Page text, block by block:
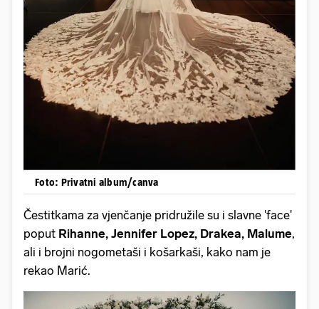
Foto: Privatni album/canva
Čestitkama za vjenčanje pridružile su i slavne 'face'
poput Rihanne, Jennifer Lopez, Drakea, Malume,
ali i brojni nogometaši i košarkaši, kako nam je
rekao Marić.